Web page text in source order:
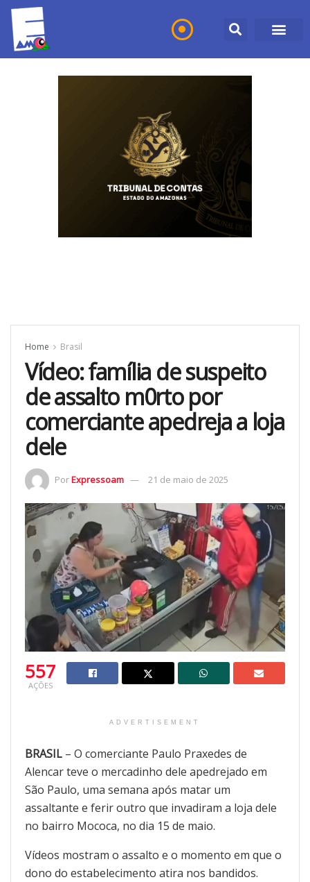
Home Brasil
Vídeo: família de suspeito
de assalto m0rto por
comerciante apedreja a loja
dele
PorExpressoam 21 de maio de 2025
557
AÇÕES
ADVERTISEMENT
BRASIL – O comerciante Paulo Praxedes de
Alencar teve o mercadinho dele apedrejado em
São Paulo, uma semana após matar um
assaltante e ferir outro que invadiram a loja dele
no bairro Mococa, no dia 15 de maio.
Vídeos mostram o assalto e o momento em que o
dono do estabelecimento atira nos bandidos.